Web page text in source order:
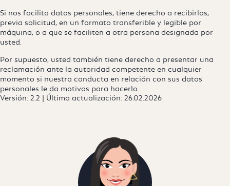
Si nos facilita datos personales, tiene derecho a recibirlos,
previa solicitud, en un formato transferible y legible por
máquina, o a que se faciliten a otra persona designada por
usted.
Por supuesto, usted también tiene derecho a presentar una
reclamación ante la autoridad competente en cualquier
momento si nuestra conducta en relación con sus datos
personales le da motivos para hacerlo.
Versión: 2.2 | Última actualización: 26.02.2026